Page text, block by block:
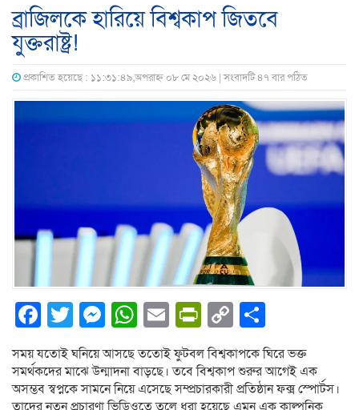
ব্রাজিলকে হারিয়ে বিশ্বকাপ জিতবে
যুক্তরাষ্ট্র!
প্রকাশিত হয়েছে : ১১:৩১:৪৯,অপরাহ্ন ০৮ মে ২০২৬ | সংবাদটি ৪৭ বার পঠিত
Facebook
Twitter
Messenger
WhatsApp
EmailPrintFriendly
Copy
Link
সময় যতোই ঘনিয়ে আসছে ততোই ফুটবল বিশ্বকাপকে ঘিরে ভক্ত
সমর্থকদের মাঝে উন্মাদনা বাড়ছে। তবে বিশ্বকাপ শুরুর আগেই এক
অসম্ভব স্বপ্নকে সামনে নিয়ে এসেছে সম্প্রচারকারী প্রতিষ্ঠান ফক্স স্পোর্টস।